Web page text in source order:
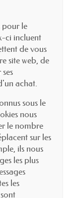
pour le
ci incluent
de vous
site web, de
achat.
sous le
nous
le nombre
sur les
ils nous
les plus
les